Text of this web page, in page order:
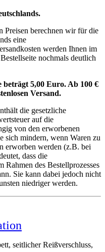
Preisen berechnen wir für die
eine
werden Ihnen im
nochmals deutlich
beträgt 5,00 Euro. Ab 100 €
Versand.
die gesetzliche
auf die
von den erworbenen
sich mindern, wenn Waren zu
erworben werden (z.B. bei
dass die
Rahmen des Bestellprozesses
Sie kann dabei jedoch nicht
niedriger werden.
seitlicher Reißverschluss,